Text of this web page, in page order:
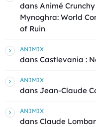
dans Animé
Mynoghra: World
of Ruin
ANIMIX
dans Castlevania :
ANIMIX
dans Jean-Claude
ANIMIX
dans Claude